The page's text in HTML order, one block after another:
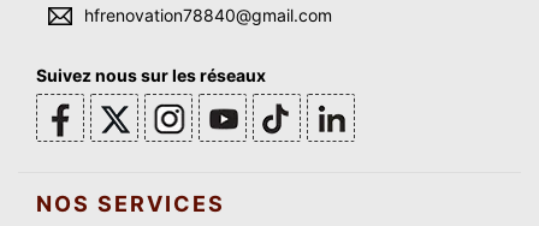
hfrenovation78840@gmail.com
Suivez nous sur les réseaux
NOS SERVICES